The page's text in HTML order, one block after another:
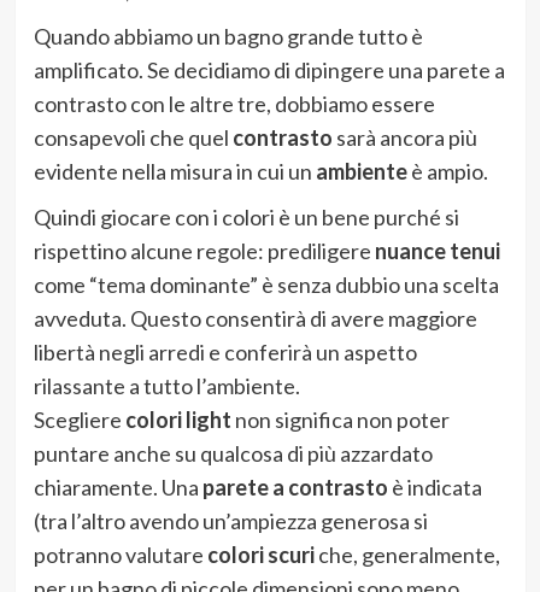
Quando abbiamo un bagno grande tutto è
amplificato. Se decidiamo di dipingere una parete a
contrasto con le altre tre, dobbiamo essere
consapevoli che quel contrasto sarà ancora più
evidente nella misura in cui un ambienteè ampio.
Quindi giocare con i colori è un bene purché si
rispettino alcune regole: prediligere nuance tenui
come “tema dominante” è senza dubbio una scelta
avveduta. Questo consentirà di avere maggiore
libertà negli arredi e conferirà un aspetto
rilassante a tutto l’ambiente.
Scegliere colori light non significa non poter
puntare anche su qualcosa di più azzardato
chiaramente. Una parete a contrasto è indicata
(tra l’altro avendo un’ampiezza generosa si
potranno valutare colori scuriche, generalmente,